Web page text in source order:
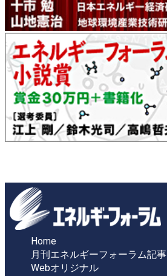
Home
月刊エネルギーフォーラム記事
Webオリジナル